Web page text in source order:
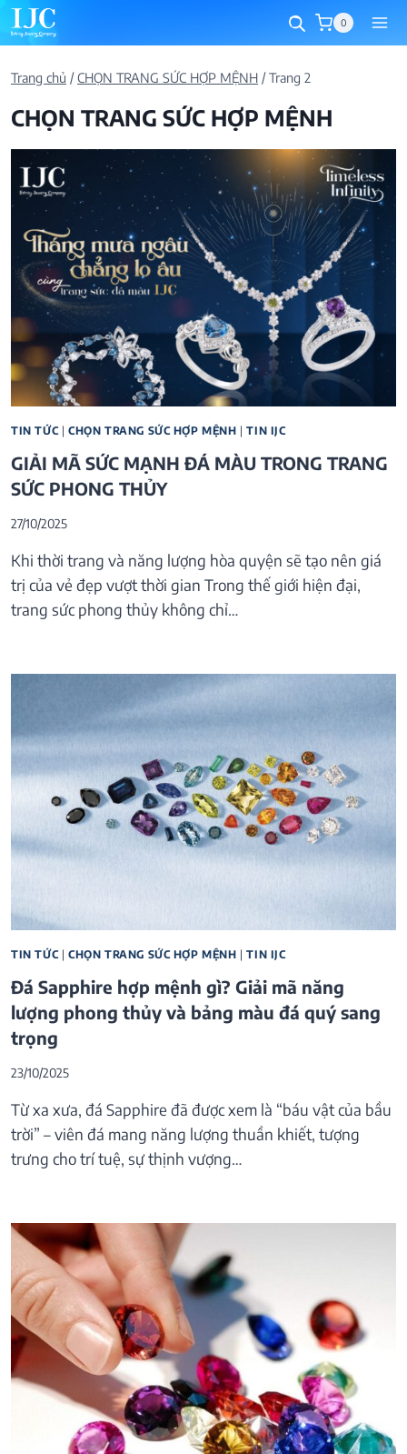
Skip
to
0
Trang chủ /CHỌN TRANG SỨC HỢP MỆNH /Trang 2
CHỌN TRANG SỨC HỢP MỆNH
TIN TỨC | CHỌN TRANG SỨC HỢP MỆNH |TIN IJC
GIẢI MÃ SỨC MẠNH ĐÁ MÀU TRONG TRANG
SỨC PHONG THỦY
27/10/2025
Khi thời trang và năng lượng hòa quyện sẽ tạo nên giá
trị của vẻ đẹp vượt thời gian Trong thế giới hiện đại,
trang sức phong thủy không chỉ…
TIN TỨC | CHỌN TRANG SỨC HỢP MỆNH |TIN IJC
Đá Sapphire hợp mệnh gì? Giải mã năng
lượng phong thủy và bảng màu đá quý sang
trọng
23/10/2025
Từ xa xưa, đá Sapphire đã được xem là “báu vật của bầu
trời” – viên đá mang năng lượng thuần khiết, tượng
trưng cho trí tuệ, sự thịnh vượng…